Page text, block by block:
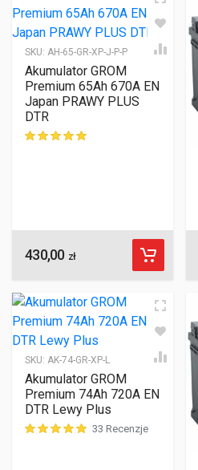
SKU: AH-65-GR-XP-J-P-P
Akumulator GROM
Premium 65Ah 670A EN
Japan PRAWY PLUS
DTR
430,00 zł
SKU: AK-74-GR-XP-L
Akumulator GROM
Premium 74Ah 720A EN
DTR Lewy Plus
33 Recenzje